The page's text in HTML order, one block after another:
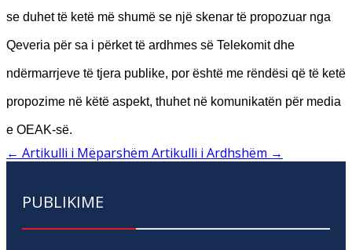
se duhet të ketë më shumë se një skenar të propozuar nga
Qeveria për sa i përket të ardhmes së Telekomit dhe
ndërmarrjeve të tjera publike, por është me rëndësi që të ketë
propozime në këtë aspekt, thuhet në komunikatën për media
e OEAK-së.
← Artikulli i Mëparshëm Artikulli i Ardhshëm →
PUBLIKIME